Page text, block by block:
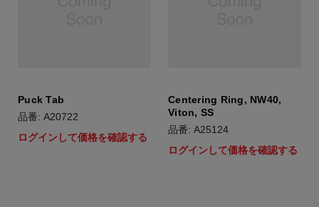
Puck Tab
品番: A20722
ログインして価格を確認する
Centering Ring, NW40,
Viton, SS
品番: A25124
ログインして価格を確認する